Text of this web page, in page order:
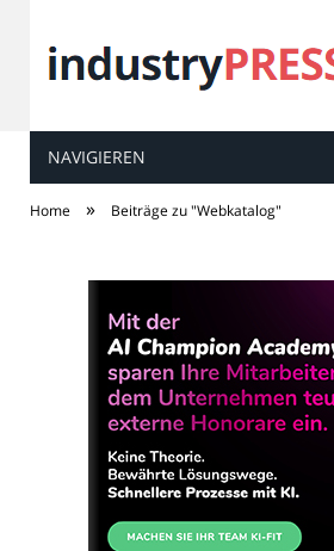
industry
NAVIGIEREN
Home » Beiträge zu "Webkatalog"